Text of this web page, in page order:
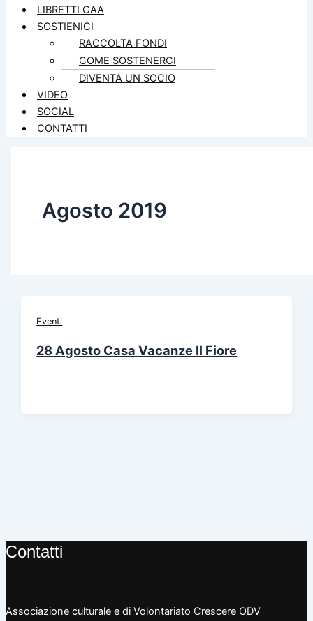
LIBRETTI CAA
SOSTIENICI
RACCOLTA FONDI
COME SOSTENERCI
DIVENTA UN SOCIO
VIDEO
SOCIAL
CONTATTI
Agosto 2019
Eventi
28 Agosto Casa Vacanze Il Fiore
Contatti
Associazione culturale e di Volontariato Crescere ODV